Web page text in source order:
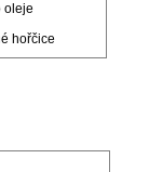
oleje
hořčice